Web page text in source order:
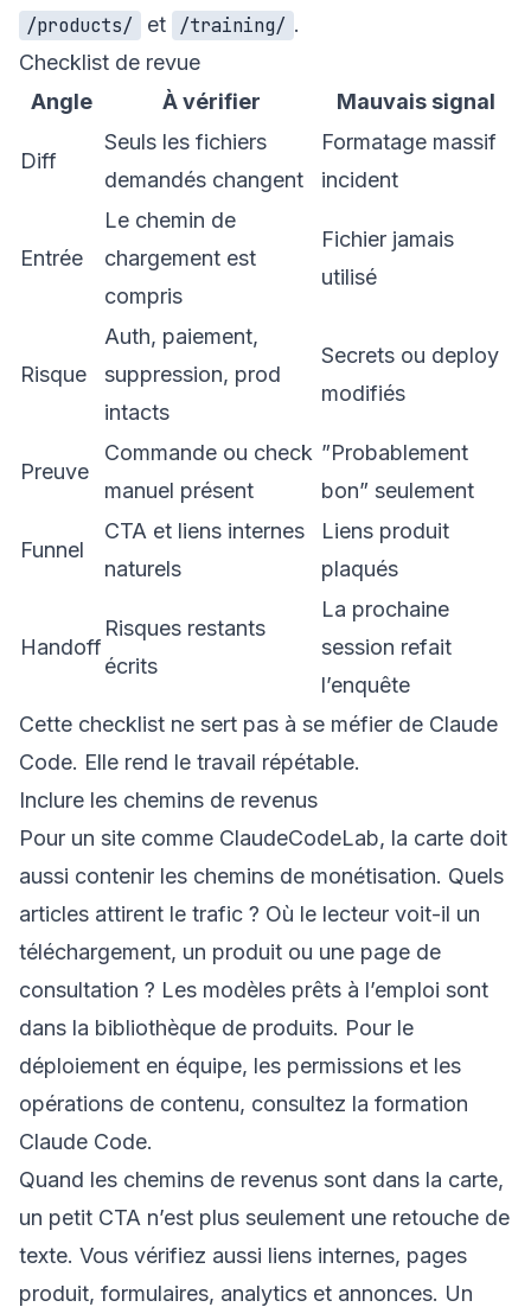
/products/
et /training/ .
Checklist de revue
Angle
À vérifier Mauvais signal
Diff
Seuls les fichiers
demandés changent
Formatage massif
incident
Entrée
Le chemin de
chargement est
compris
Fichier jamais
utilisé
Risque
Auth, paiement,
suppression, prod
intacts
Secrets ou deploy
modifiés
Preuve
Commande ou check
manuel présent
”Probablement
bon” seulement
Funnel
CTA et liens internes
naturels
Liens produit
plaqués
Handoff
Risques restants
écrits
La prochaine
session refait
l’enquête
Cette checklist ne sert pas à se méfier de Claude
Code. Elle rend le travail répétable.
Inclure les chemins de revenus
Pour un site comme ClaudeCodeLab, la carte doit
aussi contenir les chemins de monétisation. Quels
articles attirent le trafic ? Où le lecteur voit-il un
téléchargement, un produit ou une page de
consultation ? Les modèles prêts à l’emploi sont
dans la bibliothèque de produits. Pour le
déploiement en équipe, les permissions et les
opérations de contenu, consultez la formation
Claude Code.
Quand les chemins de revenus sont dans la carte,
un petit CTA n’est plus seulement une retouche de
texte. Vous vérifiez aussi liens internes, pages
produit, formulaires, analytics et annonces. Un